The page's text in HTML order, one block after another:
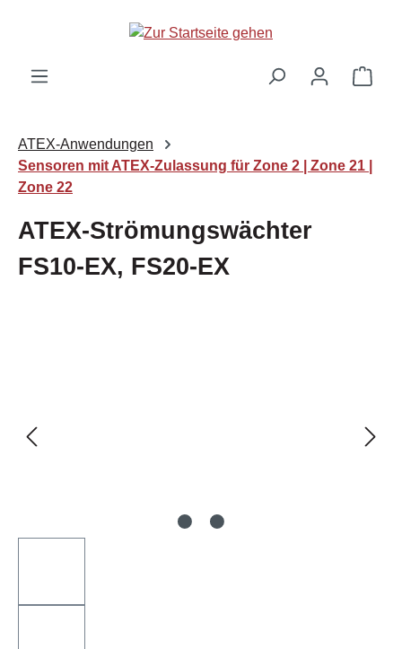
Zum Hauptinhalt springen
ATEX-Anwendungen
Sensoren mit ATEX-Zulassung für Zone 2 | Zone 21 |
Zone 22
ATEX-Strömungswächter
FS10-EX, FS20-EX